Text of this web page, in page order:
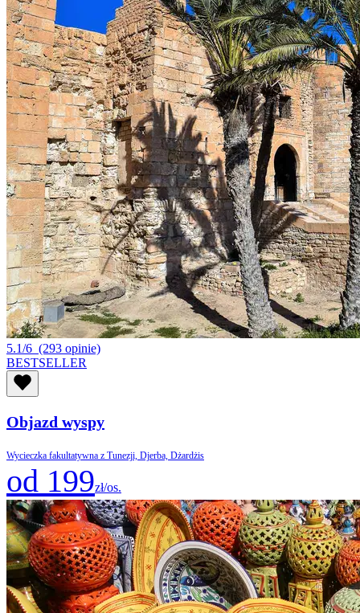
5.1/6 (293 opinie)
BESTSELLER
Objazd wyspy
Wycieczka fakultatywna z Tunezji, Djerba, Dżardżis
od 199zł/os.